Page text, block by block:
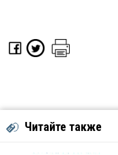
Читайте также